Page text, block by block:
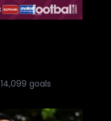
14,099 goals